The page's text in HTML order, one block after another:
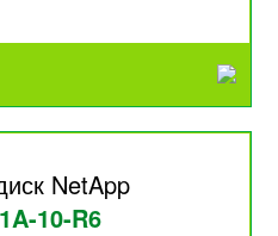
NetApp
10-R6